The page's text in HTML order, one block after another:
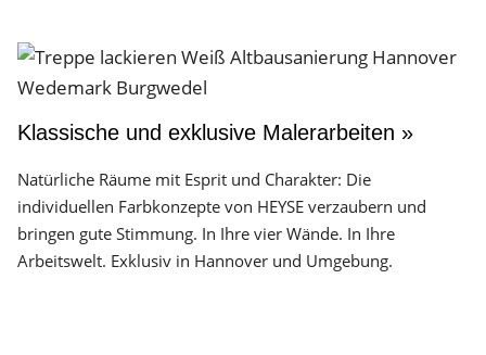
Klassische und exklusive Malerarbeiten »
Natürliche Räume mit Esprit und Charakter: Die
individuellen Farbkonzepte von HEYSE verzaubern und
bringen gute Stimmung. In Ihre vier Wände. In Ihre
Arbeitswelt. Exklusiv in Hannover und Umgebung.